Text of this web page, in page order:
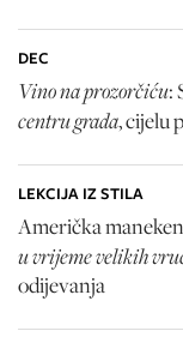
DEC
Vino na prozorčiću:
centru grada, cijelu
LEKCIJA IZ STILA
Američka
u vrijeme velikih
odijevanja